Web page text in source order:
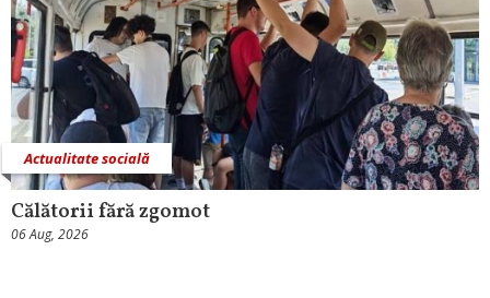
Actualitate socială
Călătorii fără zgomot
06 Aug, 2026